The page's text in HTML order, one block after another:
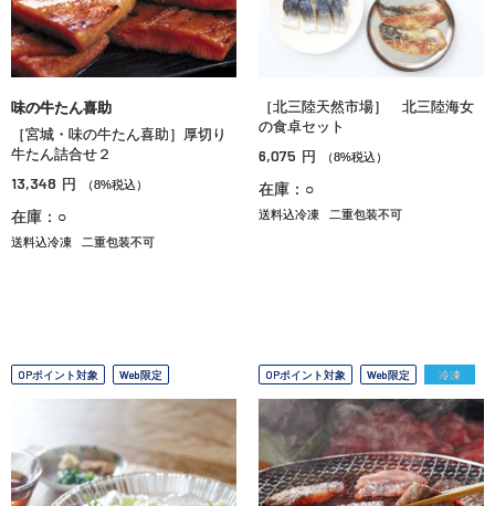
味の牛たん喜助
［宮城・味の牛たん喜助］厚切り
牛たん詰合せ２
13,348 円 （8%税込）
在庫：○
送料込冷凍 二重包装不可
［北三陸天然市場］ 北三陸海女
の食卓セット
6,075 円 （8%税込）
在庫：○
送料込冷凍 二重包装不可
OPポイント対象 Web限定 OPポイント対象 Web限定 冷凍